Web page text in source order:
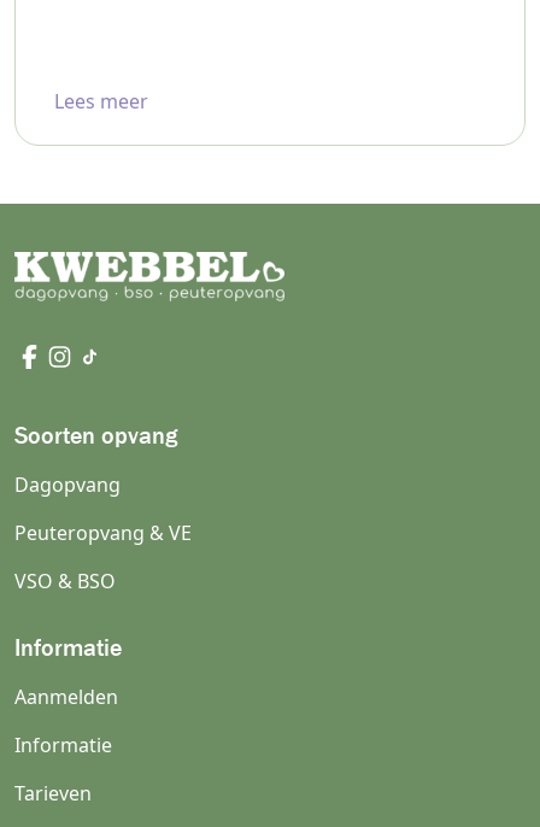
Lees meer
Soorten opvang
Dagopvang
Peuteropvang & VE
VSO & BSO
Informatie
Aanmelden
Informatie
Tarieven